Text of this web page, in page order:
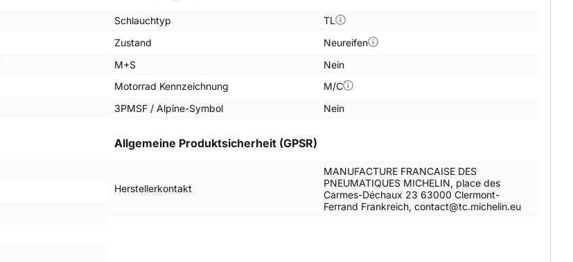
Schlauchtyp
TL
Zustand
Neureifen
M+S
Nein
Motorrad Kennzeichnung
M/C
3PMSF / Alpine-Symbol
Nein
Allgemeine Produktsicherheit (GPSR)
Herstellerkontakt
MANUFACTURE FRANCAISE DES
PNEUMATIQUES MICHELIN, place des
Carmes-Déchaux 23 63000 Clermont-
Ferrand Frankreich, contact@tc.michelin.eu